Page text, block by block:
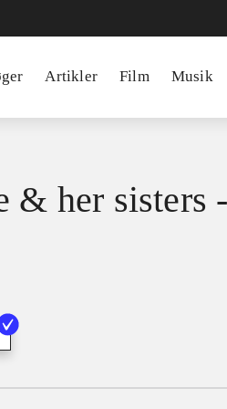
Artikler Film Musik
& her sisters